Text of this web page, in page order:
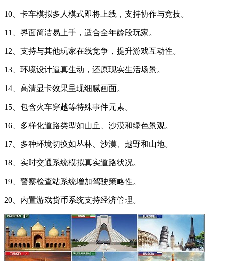
10、卡车模拟多人模式即将上线，支持协作与竞技。
11、界面简洁易上手，适合全年龄段玩家。
12、支持与其他玩家在线竞争，提升游戏互动性。
13、环境设计逼真生动，还原现实生活场景。
14、高清显卡效果呈现细腻画面。
15、包含火车穿越等特殊事件元素。
16、多样化道路类型如山丘、沙漠和绿色景观。
17、多种环境切换如丛林、沙漠、越野和山地。
18、实时交通系统模拟真实道路状况。
19、警察检查站系统增加驾驶策略性。
20、内置游戏货币系统支持经济管理。